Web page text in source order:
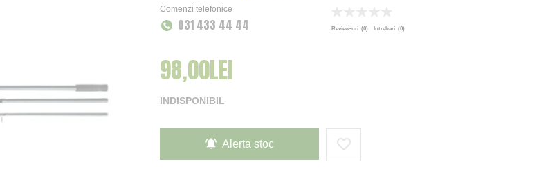
Comenzi telefonice
031 433 44 44 Review-uri (0) Intrebari (0)
98,00LEI
INDISPONIBIL
Alerta stoc